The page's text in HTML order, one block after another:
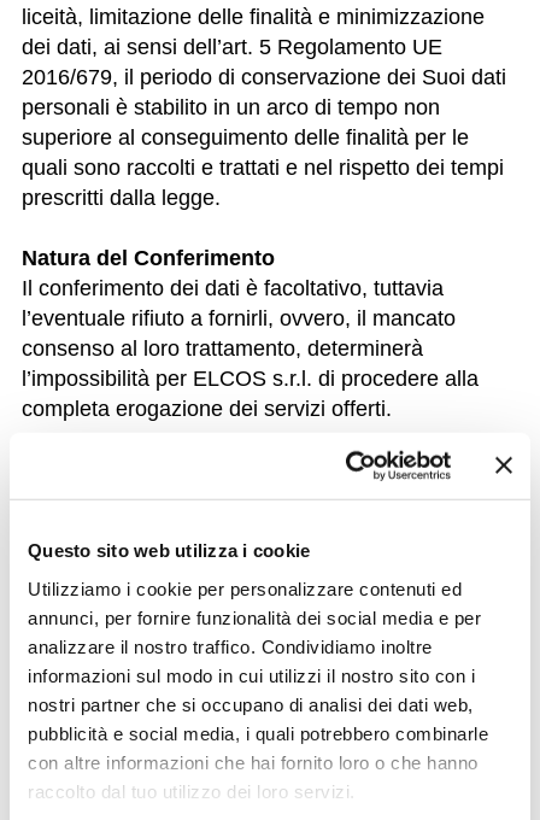
Questo sito web utilizza i cookie
Utilizziamo i cookie per personalizzare contenuti ed
annunci, per fornire funzionalità dei social media e per
analizzare il nostro traffico. Condividiamo inoltre
informazioni sul modo in cui utilizzi il nostro sito con i
nostri partner che si occupano di analisi dei dati web,
pubblicità e social media, i quali potrebbero combinarle
con altre informazioni che hai fornito loro o che hanno
raccolto dal tuo utilizzo dei loro servizi.
liceità, limitazione delle finalità e minimizzazione
dei dati, ai sensi dell’art. 5 Regolamento UE
2016/679, il periodo di conservazione dei Suoi dati
personali è stabilito in un arco di tempo non
superiore al conseguimento delle finalità per le
quali sono raccolti e trattati e nel rispetto dei tempi
prescritti dalla legge.
Natura del Conferimento
Il conferimento dei dati è facoltativo, tuttavia
l’eventuale rifiuto a fornirli, ovvero, il mancato
consenso al loro trattamento, determinerà
l’impossibilità per ELCOS s.r.l. di procedere alla
completa erogazione dei servizi offerti.
Ambito di comunicazione e diffusione
I dati raccolti non saranno diffusi; i dati personali, in
comunicatialle seguenticategorie di destinatari
consulenti esterni alla società incaricati di
operazioni di elaborazione e/o consulenza per i
sostituiti d’imposta;
soggetti pubblici a cui i dati devono essere
comunicati per legge (enti previdenziali ed
assistenziali, uffici finanziari, etc.);
società controllanti, controllate e collegate alle